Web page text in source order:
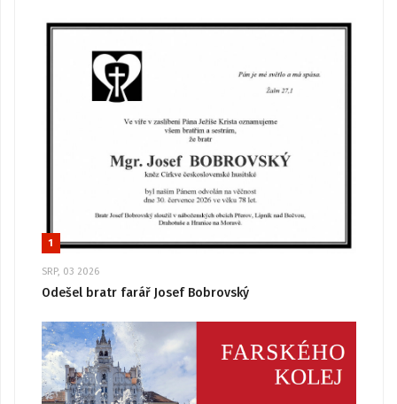
1
SRP, 03 2026
Odešel bratr farář Josef Bobrovský